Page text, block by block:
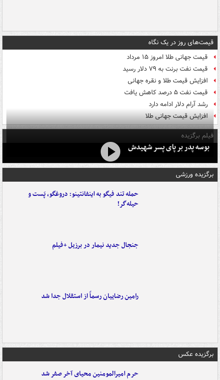
قیمت‌های روز در یک نگاه
قیمت جهانی طلا امروز ۱۵ مرداد
قیمت نفت برنت به ۷۹ دلار رسید
افزایش قیمت طلا و نقره جهانی
قیمت نفت ۵ درصد کاهش یافت
رشد آرام دلار ادامه دارد
افزایش قیمت جهانی طلا
فیلم برگزیده
بوسه‌ پدر بر پای پسر شهیدش
برگزیده ورزشی
حمله تند فیگو به اینفانتینو: دروغگو، پَست‌ و
حیله‌گر!
جنجال جدید نیمار در برزیل +فیلم
رامین رضاییان رسماً از استقلال جدا شد
برگزیده عکس
حرم امیرالمومنین محیای آخر صفر شد